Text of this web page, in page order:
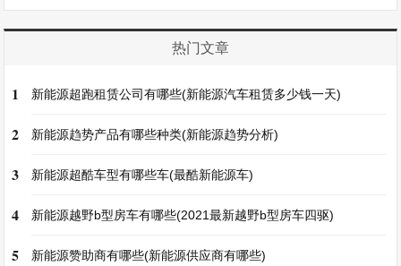
热门文章
1 新能源超跑租赁公司有哪些(新能源汽车租赁多少钱一天)
2 新能源趋势产品有哪些种类(新能源趋势分析)
3 新能源超酷车型有哪些车(最酷新能源车)
4 新能源越野b型房车有哪些(2021最新越野b型房车四驱)
5 新能源赞助商有哪些(新能源供应商有哪些)